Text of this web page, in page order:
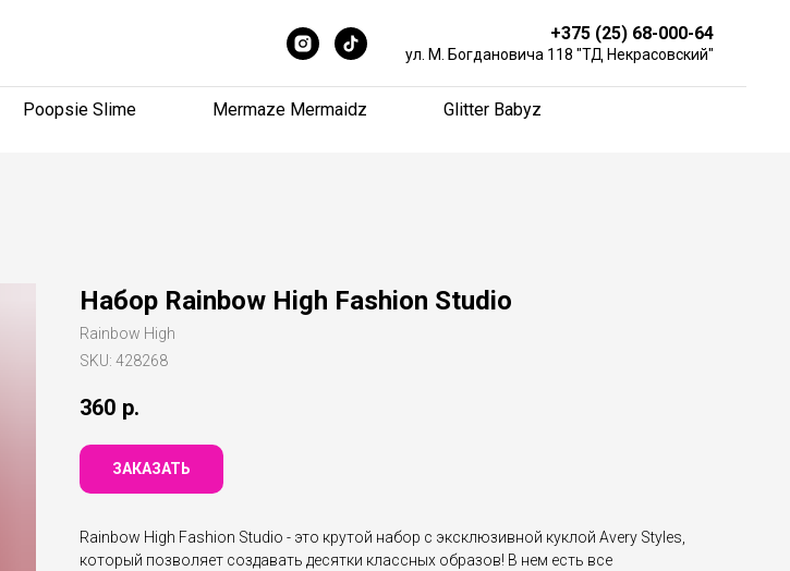
+375 (25) 68-000-64
ул. М. Богдановича 118 "ТД Некрасовский"
Poopsie Slime Mermaze Mermaidz
Glitter Babyz
+375 (25) 68-000-64
ул. М. Богдановича 118 "ТД Некрасовский"
Poopsie Slime Mermaze Mermaidz
Glitter Babyz
Набор Rainbow High Fashion Studio
Rainbow High
SKU: 428268
360 р.
ЗАКАЗАТЬ
Rainbow High Fashion Studio - это крутой набор с эксклюзивной куклой Avery Styles,
который позволяет создавать десятки классных образов! В нем есть все